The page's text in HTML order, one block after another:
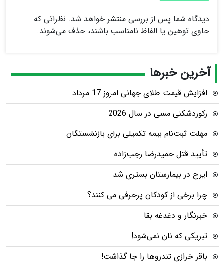
دیدگاه شما پس از بررسی منتشر خواهد شد. نظراتی که
حاوی توهین یا الفاظ نامناسب باشند، حذف می‌شوند.
آخرین خبرها
افزایش قیمت طلای جهانی امروز 17 مرداد
رکوردشکنی مسی در سال 2026
مهلت ثبت‌نام بیمه تکمیلی برای بازنشستگان
تأیید قتل حمیدرضا رجب‌زاده
ایرج در بیمارستان بستری شد
چرا برخی از کودکان پرحرفی می کنند؟
خبرنگار و دغدغه بقا
تبریکی که نان نمی‌شود!
باقر خرازی تندروها را جا گذاشت!